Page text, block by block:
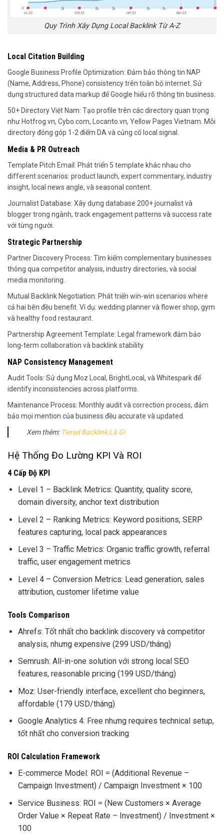
Quy Trình Xây Dựng Local Backlink Từ A-Z
Local Citation Building
Google Business Profile Optimization: Đảm bảo thông tin NAP
(Name, Address, Phone) consistency trên toàn bộ internet. Sử
dụng structured data markup để Google hiểu rõ thông tin business.
50+ Directory Việt Nam: Tạo profile trên các directory quan trọng
như Hotfrog.vn, Cybo.com, Locanto.vn, Yellow Pages Vietnam. Mỗi
directory đóng góp 1-2 điểm DA và củng cố local signal.
Media & PR Outreach
Template Pitch Email: Phát triển 5 template khác nhau cho
different scenarios: product launch, expert commentary, industry
insight, local news angle, và seasonal content.
Journalist Database: Xây dựng database 200+ journalist và
blogger trong ngành, track engagement patterns và success rate
với từng người.
Strategic Partnership
Partner Discovery Process: Tìm kiếm complementary businesses
thông qua competitor analysis, industry directories, và social
media monitoring.
Mutual Backlink Negotiation: Phát triển win-win scenarios where
cả hai bên đều benefit. Ví dụ: wedding planner và flower shop, gym
và healthy food restaurant.
Partnership Agreement Template: Legal framework đảm bảo
long-term collaboration và backlink stability.
NAP Consistency Management
Audit Tools: Sử dụng Moz Local, BrightLocal, và Whitespark để
identify inconsistencies across platforms.
Maintenance Process: Monthly audit và correction process, đảm
bảo mọi mention của business đều accurate và updated.
Xem thêm: Tiered Backlink Là Gì
Hệ Thống Đo Lường KPI Và ROI
4 Cấp Độ KPI
Level 1 – Backlink Metrics: Quantity, quality score,
domain diversity, anchor text distribution
Level 2 – Ranking Metrics: Keyword positions, SERP
features capturing, local pack appearances
Level 3 – Traffic Metrics: Organic traffic growth, referral
traffic, user engagement metrics
Level 4 – Conversion Metrics: Lead generation, sales
attribution, customer lifetime value
Tools Comparison
Ahrefs: Tốt nhất cho backlink discovery và competitor
analysis, nhưng expensive (299 USD/tháng)
Semrush: All-in-one solution với strong local SEO
features, reasonable pricing (199 USD/tháng)
Moz: User-friendly interface, excellent cho beginners,
affordable (179 USD/tháng)
Google Analytics 4: Free nhưng requires technical setup,
tốt nhất cho conversion tracking
ROI Calculation Framework
E-commerce Model: ROI = (Additional Revenue –
Campaign Investment) / Campaign Investment × 100
Service Business: ROI = (New Customers × Average
Order Value × Repeat Rate – Investment) / Investment ×
100